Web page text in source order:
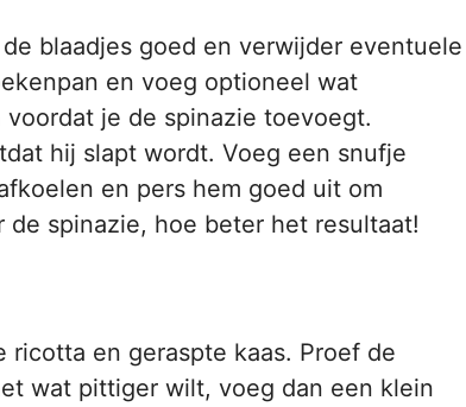
blaadjes goed en verwijder eventuele
en voeg optioneel wat
je de spinazie toevoegt.
hij slapt wordt. Voeg een snufje
en pers hem goed uit om
de spinazie, hoe beter het resultaat!
en geraspte kaas. Proef de
wat pittiger wilt, voeg dan een klein